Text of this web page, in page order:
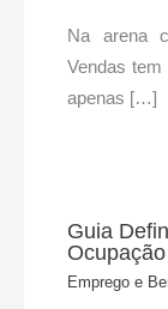
Na arena
Vendas
apenas […]
Guia
Emprego e